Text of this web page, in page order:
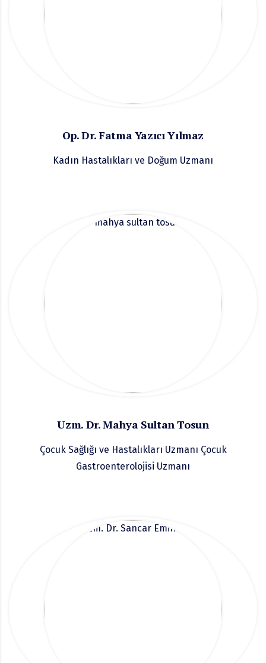
Op. Dr. Fatma Yazıcı Yılmaz
Kadın Hastalıkları ve Doğum Uzmanı
Uzm. Dr. Mahya Sultan Tosun
Çocuk Sağlığı ve Hastalıkları Uzmanı Çocuk
Gastroenterolojisi Uzmanı